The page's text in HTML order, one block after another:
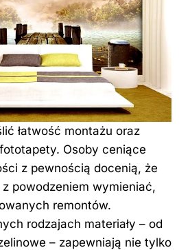
łatwość montażu oraz
Osoby ceniące
z pewnością docenią, że
powodzeniem wymieniać,
remontów.
rodzajach materiały – od
– zapewniają nie tylko